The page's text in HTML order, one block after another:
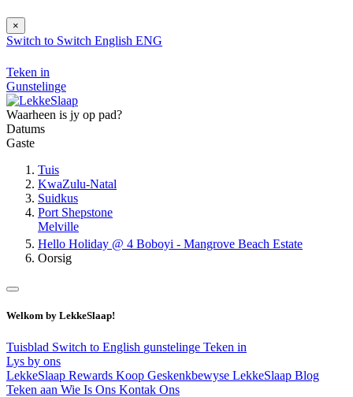
×
Switch to Switch English ENG
Teken in
Gunstelinge
Waarheen is jy op pad?
Datums
Gaste
Tuis
KwaZulu-Natal
Suidkus
Port Shepstone
Melville
Hello Holiday @ 4 Boboyi - Mangrove Beach Estate
Oorsig
Welkom by LekkeSlaap!
Tuisblad Switch to English gunstelinge Teken in
Lys by ons
LekkeSlaap Rewards Koop Geskenkbewyse LekkeSlaap Blog
Teken aan Wie Is Ons Kontak Ons